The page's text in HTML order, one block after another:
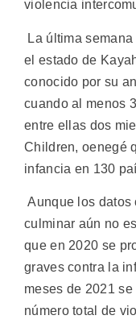
violencia
La última
el estado de
conocido por su
cuando al menos
entre ellas dos
Children, oenegé
infancia en 130
Aunque los datos
culminar aún no
que en 2020 se
graves contra la
meses de 2021
número total de